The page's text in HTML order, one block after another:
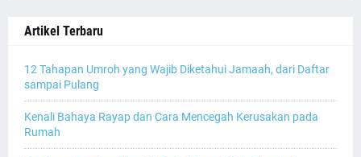
Artikel Terbaru
12 Tahapan Umroh yang Wajib Diketahui Jamaah, dari Daftar
sampai Pulang
Kenali Bahaya Rayap dan Cara Mencegah Kerusakan pada
Rumah